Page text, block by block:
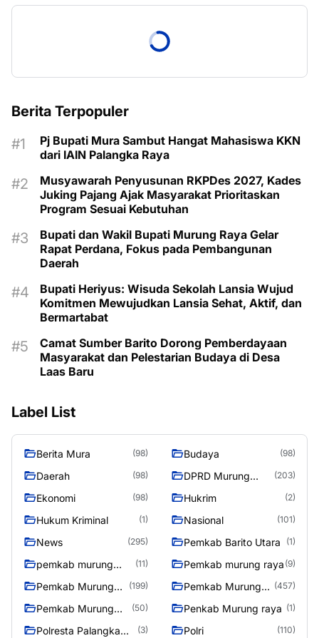
Berita Terpopuler
Pj Bupati Mura Sambut Hangat Mahasiswa KKN
dari IAIN Palangka Raya
Musyawarah Penyusunan RKPDes 2027, Kades
Juking Pajang Ajak Masyarakat Prioritaskan
Program Sesuai Kebutuhan
Bupati dan Wakil Bupati Murung Raya Gelar
Rapat Perdana, Fokus pada Pembangunan
Daerah
Bupati Heriyus: Wisuda Sekolah Lansia Wujud
Komitmen Mewujudkan Lansia Sehat, Aktif, dan
Bermartabat
Camat Sumber Barito Dorong Pemberdayaan
Masyarakat dan Pelestarian Budaya di Desa
Laas Baru
Label List
Berita Mura (98) Budaya (98)
Daerah (98)
DPRD Murung
(203)
Ekonomi (98) Hukrim (2)
Hukum Kriminal (1) Nasional (101)
News (295) Pemkab Barito Utara (1)
pemkab murung
(11) Pemkab murung raya (9)
Pemkab Murung
(199)
Pemkab Murung
(457)
Pemkab Murung
(50) Penkab Murung raya (1)
Polresta Palangka
(3) Polri (110)